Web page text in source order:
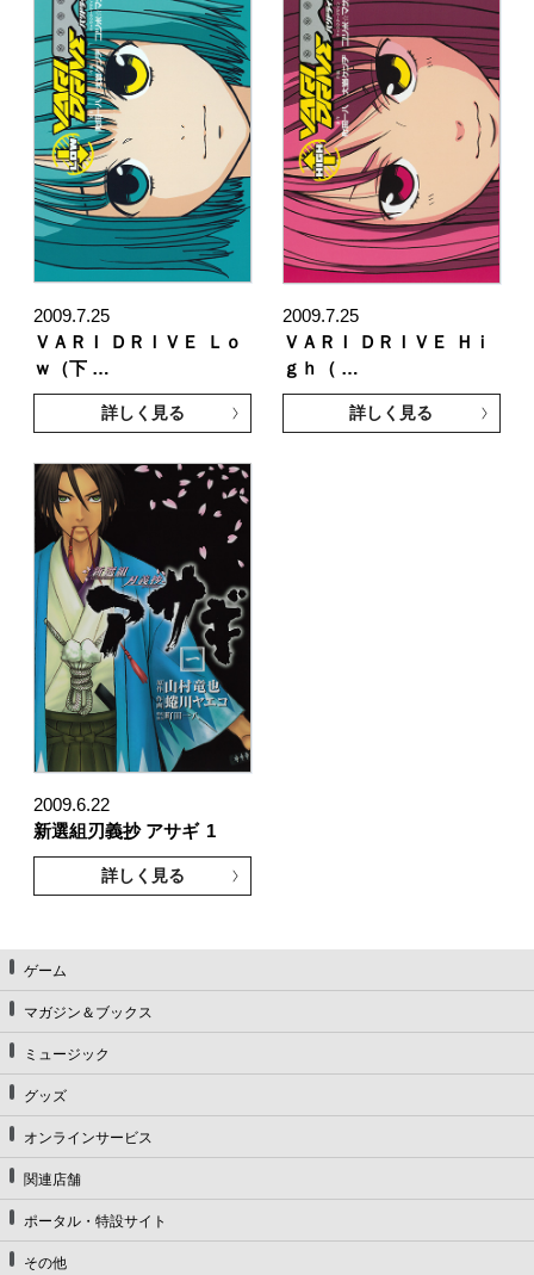
2009.7.25
ＶＡＲＩ ＤＲＩＶＥ
Ｌｏ
ｗ（下 …
詳しく見る
2009.7.25
ＶＡＲＩ ＤＲＩＶＥ
Ｈｉ
ｇｈ（ …
詳しく見る
2009.6.22
新選組刃義抄 アサギ 1
詳しく見る
ゲーム
マガジン＆ブックス
ミュージック
グッズ
オンラインサービス
関連店舗
ポータル・特設サイト
その他